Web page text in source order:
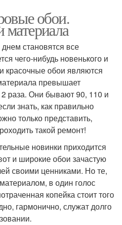
обои.
материала
становятся все
чего-нибудь новенького и
красочные обои являются
превышает
раза. Они бывают 90, 110 и
знать, как правильно
только представить,
такой ремонт!
новинки приходится
и широкие обои зачастую
своими ценниками. Но те,
в один голос
копейка стоит того
гармонично, служат долго